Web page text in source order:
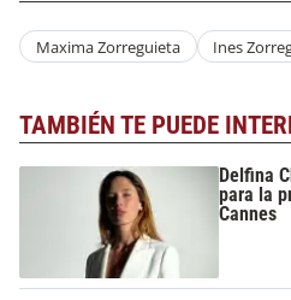
Maxima Zorreguieta Ines
TAMBIÉN TE PUEDE
Delfina
para la
Cannes